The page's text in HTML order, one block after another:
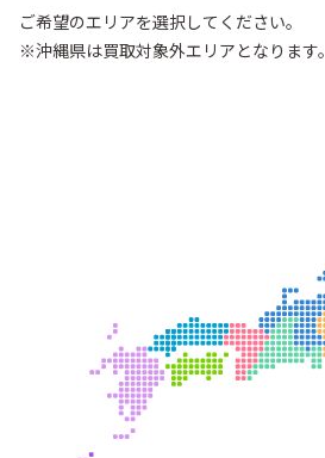
ご希望のエリアを選択してください。
※沖縄県は買取対象外エリアとなります。